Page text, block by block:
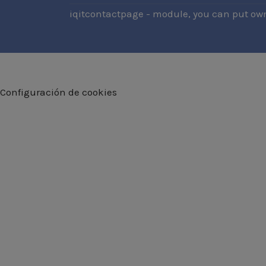
iqitcontactpage - module, you can put
Configuración de cookies